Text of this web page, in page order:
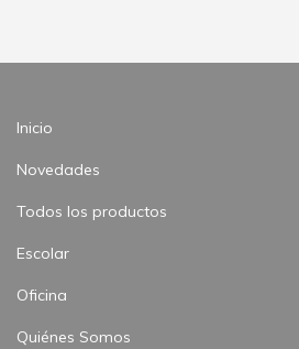
Inicio
Novedades
Todos los productos
Escolar
Oficina
Quiénes Somos